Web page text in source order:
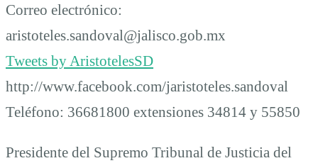
Correo electrónico:
aristoteles.sandoval@jalisco.gob.mx
Tweets by AristotelesSD
http://www.facebook.com/jaristoteles.sandoval
Teléfono: 36681800 extensiones 34814 y 55850
Presidente del Supremo Tribunal de Justicia del